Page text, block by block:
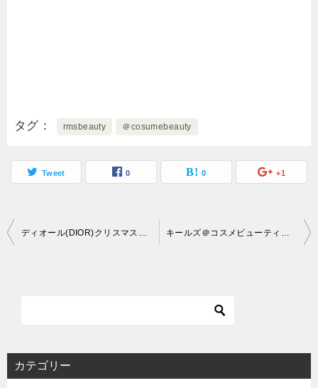
タグ rmsbeauty ＠cosumebeauty
Tweet 0 0 +1
投
ー
シ
ディオール(DIOR)クリスマスコフレ2020の予約日・発売日・ネット通販サイト キールズ＠コスメビューティーデイの予約日・中身・発売情報一覧
カテゴリー